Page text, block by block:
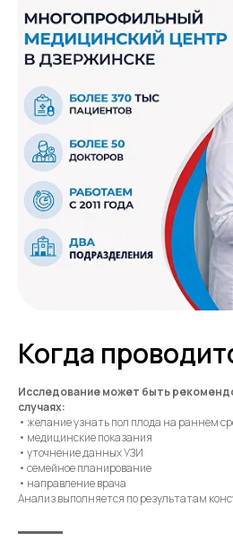
Когда
Исследование может быть
случаях:
• желание узнать пол плода на раннем
• медицинские показания
• уточнение данных УЗИ
• семейное планирование
• направление врача
Анализ выполняется по результатам